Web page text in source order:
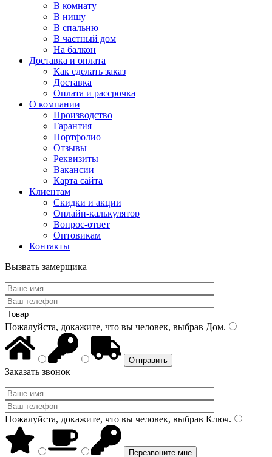
В комнату
В нишу
В спальню
В частный дом
На балкон
Доставка и оплата
Как сделать заказ
Доставка
Оплата и рассрочка
О компании
Производство
Гарантия
Портфолио
Отзывы
Реквизиты
Вакансии
Карта сайта
Клиентам
Скидки и акции
Онлайн-калькулятор
Вопрос-ответ
Оптовикам
Контакты
Вызвать замерщика
Пожалуйста, докажите, что вы человек, выбрав Дом.
Заказать звонок
Пожалуйста, докажите, что вы человек, выбрав Ключ.